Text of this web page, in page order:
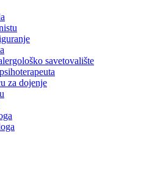
savetovalište
za dojenje